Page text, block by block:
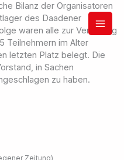
Bilanz der Organisatoren
des Daadener
waren alle zur Verfügung
Teilnehmern im Alter
letzten Platz belegt. Die
in Sachen
zu haben.
Zeitung)